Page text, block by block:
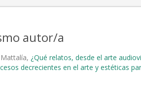
autor/a
¿Qué relatos, desde el arte
decrecientes en el arte y estéticas